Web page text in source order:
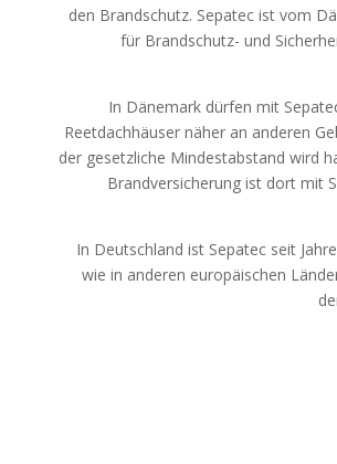
den Brandschutz. Sepatec ist vom
für Brandschutz- und
In Dänemark dürfen mit
Reetdachhäuser näher an anderen
der gesetzliche Mindestabstand wird
Brandversicherung ist dort mit
In Deutschland ist Sepatec seit
wie in anderen europäischen